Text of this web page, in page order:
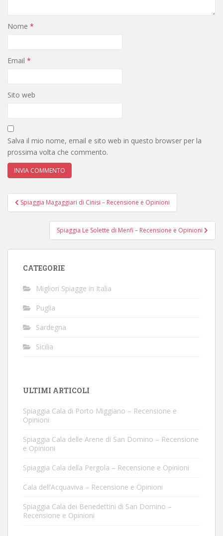
Nome *
Email *
Sito web
Salva il mio nome, email e sito web in questo browser per la
prossima volta che commento.
Navigazione
articoli
Spiaggia Magaggiari di Cinisi – Recensione e Opinioni
Spiaggia Le Solette di Menfi – Recensione e Opinioni
CATEGORIE
Migliori Spiagge in Italia
Puglia
Sardegna
Sicilia
ULTIMI ARTICOLI
Spiaggia Cala di Porto Miggiano – Recensione e
Opinioni
Spiaggia Cala delle Arene di San Domino – Recensione
e Opinioni
Spiaggia Cala della Pergola – Recensione e Opinioni
Cala dell’Acquaviva – Recensione e Opinioni
Spiaggia Cala dei Benedettini di San Domino –
Recensione e Opinioni